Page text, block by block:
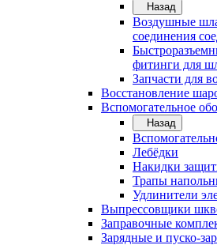
Назад
Воздушные
соединения
фитинги для
Запчасти для
Восстановление
Вспомогательное
Назад
Лебёдки
Накидки
Трапы
Удлинители
Выпрессовщики
Заправочные
Зарядные и пуско-